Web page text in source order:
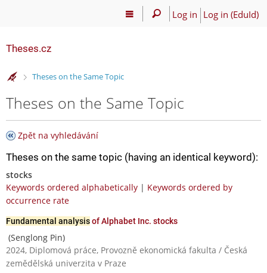
Log in Log in (EduId)
Theses.cz
>
Theses on the Same Topic
Theses on the Same Topic
Zpět na vyhledávání
Theses on the same topic (having an identical keyword):
stocks
Keywords ordered alphabetically | Keywords ordered by
occurrence rate
Fundamental analysisof Alphabet Inc. stocks
(Senglong Pin)
2024, Diplomová práce, Provozně ekonomická fakulta / Česká
zemědělská univerzita v Praze